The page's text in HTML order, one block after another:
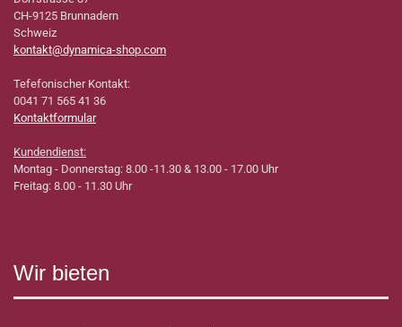
CH-9125 Brunnadern
Schweiz
kontakt@dynamica-shop.com
Tefefonischer Kontakt:
0041 71 565 41 36
Kontaktformular
Kundendienst:
Montag - Donnerstag: 8.00 -11.30 & 13.00 - 17.00 Uhr
Freitag: 8.00 - 11.30 Uhr
Wir bieten